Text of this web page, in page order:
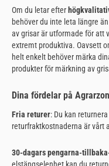
Om du letar efter
behöver du inte leta längre
av grisar är utformade för att
extremt produktiva. Oavsett
helt enkelt behöver märka
produkter för märkning av
Dina fördelar på
Fria returer: Du kan
returfraktkostnaderna är vårt
30-dagars pengarna-